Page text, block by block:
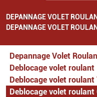
DEPANNAGE VOLET
DEPANNAGE VOLET
Depannage Volet
Deblocage volet roulant
Deblocage volet roulant
Deblocage volet roulant